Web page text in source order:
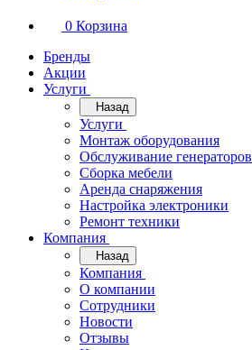
0 Корзина
Бренды
Акции
Услуги
Назад
Услуги
Монтаж оборудования
Обслуживание генераторов
Сборка мебели
Аренда снаряжения
Настройка электроники
Ремонт техники
Компания
Назад
Компания
О компании
Сотрудники
Новости
Отзывы